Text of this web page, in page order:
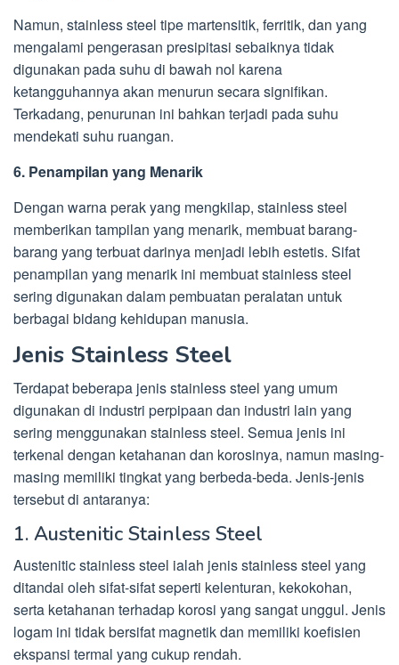
Namun, stainless steel tipe martensitik, ferritik, dan yang
mengalami pengerasan presipitasi sebaiknya tidak
digunakan pada suhu di bawah nol karena
ketangguhannya akan menurun secara signifikan.
Terkadang, penurunan ini bahkan terjadi pada suhu
mendekati suhu ruangan.
6. Penampilan yang Menarik
Dengan warna perak yang mengkilap, stainless steel
memberikan tampilan yang menarik, membuat barang-
barang yang terbuat darinya menjadi lebih estetis. Sifat
penampilan yang menarik ini membuat stainless steel
sering digunakan dalam pembuatan peralatan untuk
berbagai bidang kehidupan manusia.
Jenis Stainless Steel
Terdapat beberapa jenis stainless steel yang umum
digunakan di industri perpipaan dan industri lain yang
sering menggunakan stainless steel. Semua jenis ini
terkenal dengan ketahanan dan korosinya, namun masing-
masing memiliki tingkat yang berbeda-beda. Jenis-jenis
tersebut di antaranya:
1. Austenitic Stainless Steel
Austenitic stainless steel ialah jenis stainless steel yang
ditandai oleh sifat-sifat seperti kelenturan, kekokohan,
serta ketahanan terhadap korosi yang sangat unggul. Jenis
logam ini tidak bersifat magnetik dan memiliki koefisien
ekspansi termal yang cukup rendah.